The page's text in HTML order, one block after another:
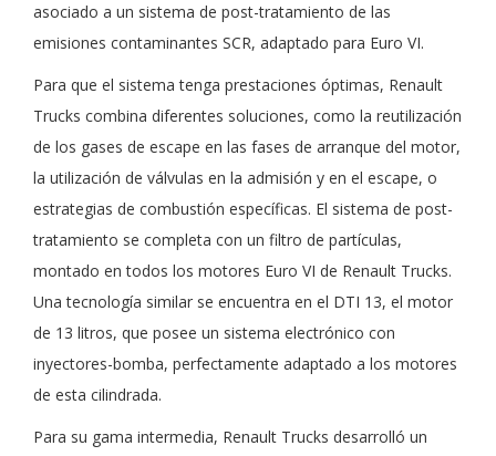
asociado a un sistema de post-tratamiento de las
emisiones contaminantes SCR, adaptado para Euro VI.
Para que el sistema tenga prestaciones óptimas, Renault
Trucks combina diferentes soluciones, como la reutilización
de los gases de escape en las fases de arranque del motor,
la utilización de válvulas en la admisión y en el escape, o
estrategias de combustión específicas. El sistema de post-
tratamiento se completa con un filtro de partículas,
montado en todos los motores Euro VI de Renault Trucks.
Una tecnología similar se encuentra en el DTI 13, el motor
de 13 litros, que posee un sistema electrónico con
inyectores-bomba, perfectamente adaptado a los motores
de esta cilindrada.
Para su gama intermedia, Renault Trucks desarrolló un